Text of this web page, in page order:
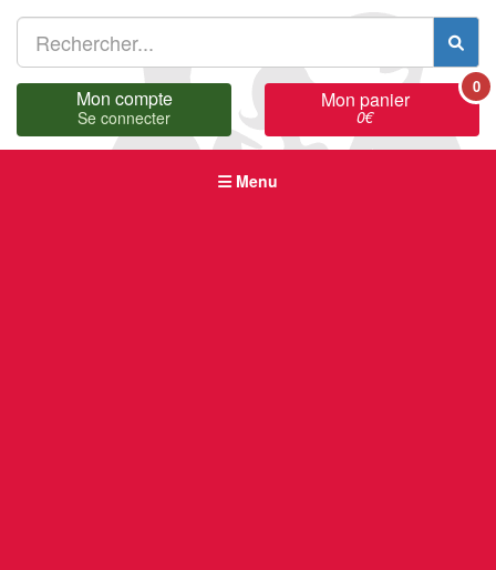
Mon compte
Se connecter
Mon panier
0€
0
Menu